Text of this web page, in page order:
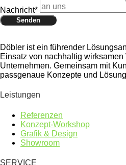
Nachricht*
Senden
Döbler ist ein führender
Einsatz von nachhaltig
Unternehmen. Gemeinsam mit
passgenaue Konzepte und
Leistungen
Referenzen
Konzept-Workshop
Grafik & Design
Showroom
SERVICE